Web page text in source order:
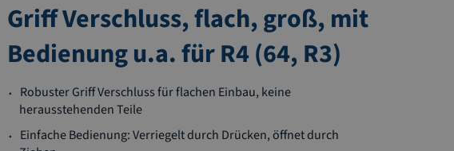
Griff Verschluss, flach, groß, mit
Bedienung u.a. für R4 (64, R3)
Robuster Griff Verschluss für flachen Einbau, keine
herausstehenden Teile
Einfache Bedienung: Verriegelt durch Drücken, öffnet durch